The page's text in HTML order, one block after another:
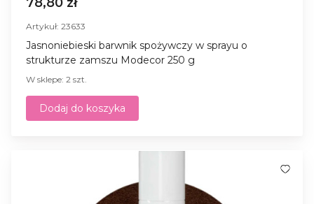
Artykuł: 23633
Jasnoniebieski barwnik spożywczy w sprayu o
strukturze zamszu Modecor 250 g
W sklepe: 2 szt.
Dodaj do koszyka